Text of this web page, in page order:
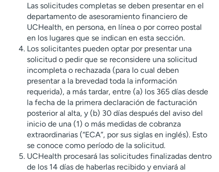
Las solicitudes completas se deben presentar en el
departamento de asesoramiento financiero de
UCHealth, en persona, en línea o por correo postal
en los lugares que se indican en esta sección.
Los solicitantes pueden optar por presentar una
solicitud o pedir que se reconsidere una solicitud
incompleta o rechazada (para lo cual deben
presentar a la brevedad toda la información
requerida), a más tardar, entre (a) los 365 días desde
la fecha de la primera declaración de facturación
posterior al alta, y (b) 30 días después del aviso del
inicio de una (1) o más medidas de cobranza
extraordinarias (“ECA”, por sus siglas en inglés). Esto
se conoce como período de la solicitud.
UCHealth procesará las solicitudes finalizadas dentro
de los 14 días de haberlas recibido y enviará al